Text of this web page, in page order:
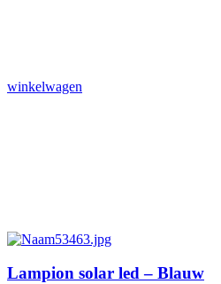
winkelwagen
Lampion solar led – Blauw